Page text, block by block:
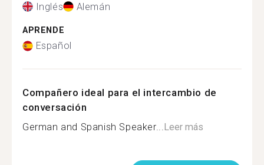
Inglés Alemán
APRENDE
Español
Compañero ideal para el intercambio de
conversación
German and Spanish Speaker...Leer más